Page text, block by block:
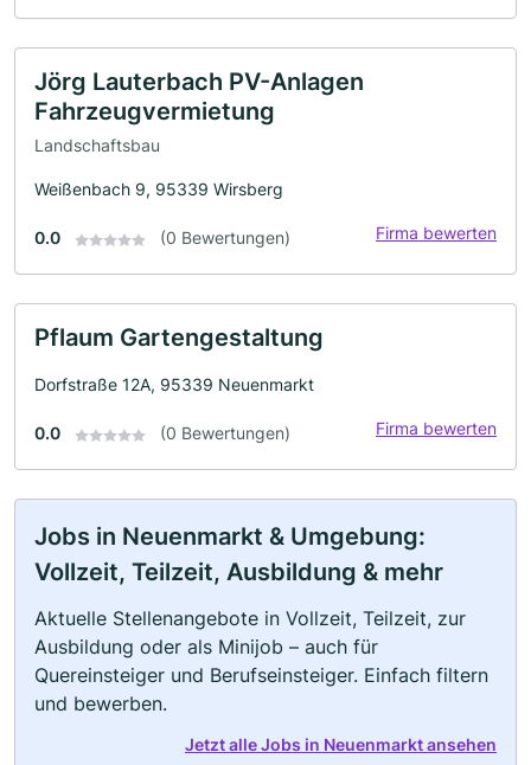
Jörg Lauterbach PV-Anlagen
Fahrzeugvermietung
Landschaftsbau
Weißenbach 9, 95339 Wirsberg
0.0 (0 Bewertungen) Firma bewerten
Pflaum Gartengestaltung
Dorfstraße 12A, 95339 Neuenmarkt
0.0 (0 Bewertungen) Firma bewerten
Jobs in Neuenmarkt & Umgebung:
Vollzeit, Teilzeit, Ausbildung & mehr
Aktuelle Stellenangebote in Vollzeit, Teilzeit, zur
Ausbildung oder als Minijob – auch für
Quereinsteiger und Berufseinsteiger. Einfach filtern
und bewerben.
Jetzt alle Jobs in Neuenmarkt ansehen